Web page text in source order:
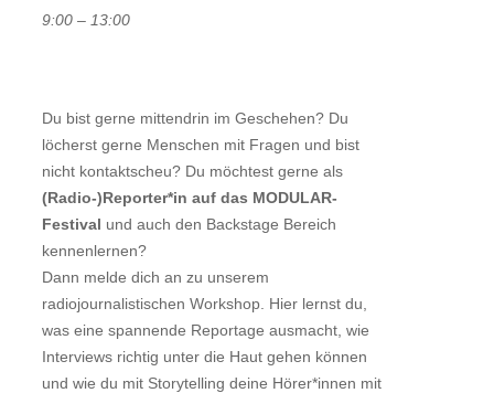
9:00 – 13:00
Du bist gerne mittendrin im Geschehen? Du
löcherst gerne Menschen mit Fragen und bist
nicht kontaktscheu? Du möchtest gerne als
(Radio-)Reporter*in auf das MODULAR-
Festival und auch den Backstage Bereich
kennenlernen?
Dann melde dich an zu unserem
radiojournalistischen Workshop. Hier lernst du,
was eine spannende Reportage ausmacht, wie
Interviews richtig unter die Haut gehen können
und wie du mit Storytelling deine Hörer*innen mit